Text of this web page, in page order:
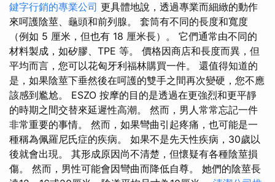
鍵字行銷的專業公司 更具體地說，透過專業而細緻的動作
來呵護陰莖、龜頭和前列腺。 套筒有不同的長度和寬度
（例如 5 厘米，但也有 18 厘米長）。 它們通常由不同的
材料製成，如矽膠、TPE 等。 價格因商店和長度而異，但
平均而言，您可以花匈牙利福林購買一件。 還值得知道的
是，如果陰莖下垂然後在呵護的雙手之間再次變硬，您不應
該感到尷尬。 ESZO 按摩的目的是透過在更強烈和更平靜
的時期之間交替來延遲性高潮。 然而，男人常常忘記一件
非常重要的事情。 然而，如果彎曲引起疼痛，也可能是一
種稱為佩羅尼氏症的疾病。 如果不是先天性疾病，30歲以
後就會出現。 其形成原因尚不清楚，但懷疑有各種陰莖損
傷。 然而，男性可能會因彎曲而降低自尊。 她們的陰莖長